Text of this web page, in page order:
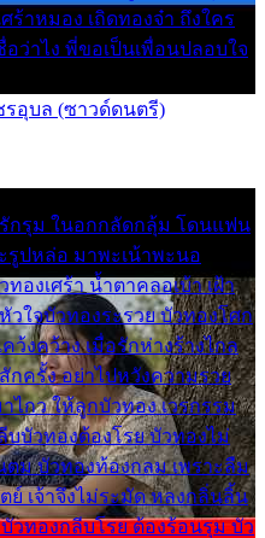
ร้าหมอง เถิดทองจ๋า ถึงใคร
อว่าไง พี่ขอเป็นเพื่อนปลอบใจ
รอุบล (ซาวด์ดนตรี)
กรุม ในอกกลัดกลุ้ม โดนแฟน
รูปหล่อ มาพะเน้าพะนอ
ทองเศร้า น้ำตาคลอเบ้า เฝ้า
ใจบัวทองระรวย บัวทองโศก
ว้งคว้าง เมื่อรักห่างร้างไกล
ครั้ง อย่าไปหวังความรวย
ไกว ให้ลูกบัวทอง เวรกรรม
บบัวทองต้องโรย บัวทองไม่
ม บัวทองท้องกลม เพราะลืม
เจ้าจึงไม่ระมัด หลงกลิ่นลิ้น
วทองกลีบโรย ต้องร้อนรุม บัว